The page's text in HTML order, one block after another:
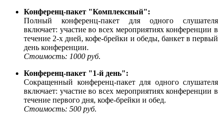
Конференц-пакет "Комплексный":
Полный конференц-пакет для одного слушателя
включает: участие во всех мероприятиях конференции в
течение 2-х дней, кофе-брейки и обеды, банкет в первый
день конференции.
Стоимость: 1000 руб.
Конференц-пакет "1-й день":
Сокращенный конференц-пакет для одного слушателя
включает: участие во всех мероприятиях конференции в
течение первого дня, кофе-брейки и обед.
Стоимость: 500 руб.